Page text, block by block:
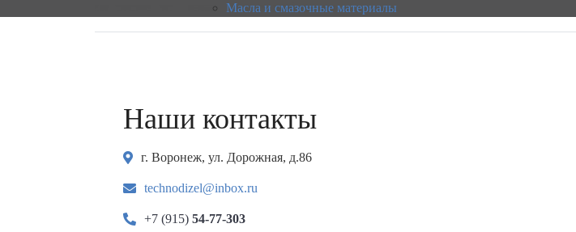
Масла и смазочные материалы
Наши контакты
г. Воронеж, ул. Дорожная, д.86
technodizel@inbox.ru
+7 (915) 54-77-303